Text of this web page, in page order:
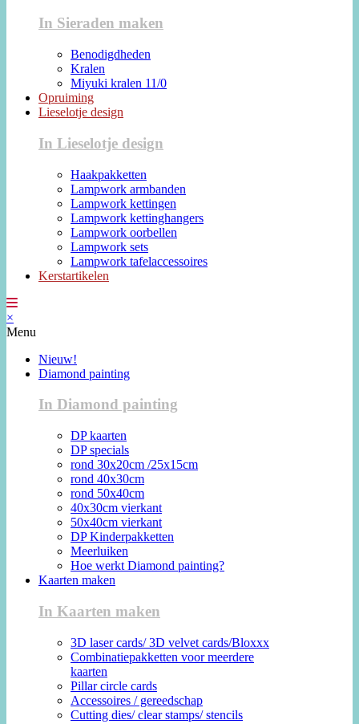
In Sieraden maken
Benodigdheden
Kralen
Miyuki kralen 11/0
Opruiming
Lieselotje design
In Lieselotje design
Haakpakketten
Lampwork armbanden
Lampwork kettingen
Lampwork kettinghangers
Lampwork oorbellen
Lampwork sets
Lampwork tafelaccessoires
Kerstartikelen
×
Menu
Nieuw!
Diamond painting
In Diamond painting
DP kaarten
DP specials
rond 30x20cm /25x15cm
rond 40x30cm
rond 50x40cm
40x30cm vierkant
50x40cm vierkant
DP Kinderpakketten
Meerluiken
Hoe werkt Diamond painting?
Kaarten maken
In Kaarten maken
3D laser cards/ 3D velvet cards/Bloxxx
Combinatiepakketten voor meerdere
kaarten
Pillar circle cards
Accessoires / gereedschap
Cutting dies/ clear stamps/ stencils